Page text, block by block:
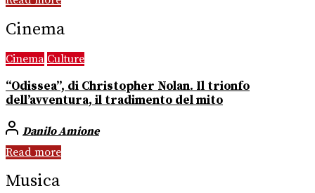
Cinema
Cinema Culture
“Odissea”, di Christopher Nolan. Il trionfo
dell’avventura, il tradimento del mito
Danilo Amione
Read more
Musica